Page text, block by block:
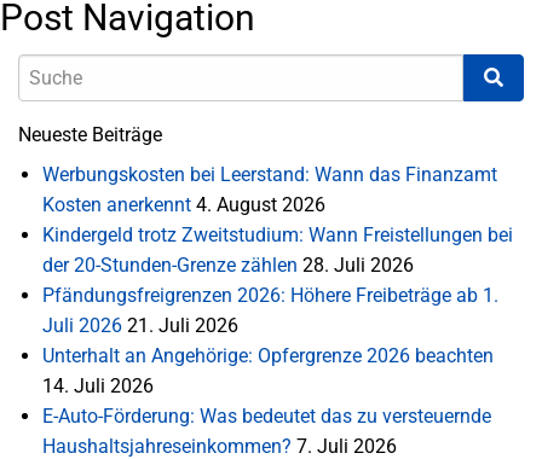
Post Navigation
Neueste Beiträge
Werbungskosten bei Leerstand: Wann das Finanzamt
Kosten anerkennt 4. August 2026
Kindergeld trotz Zweitstudium: Wann Freistellungen bei
der 20-Stunden-Grenze zählen 28. Juli 2026
Pfändungsfreigrenzen 2026: Höhere Freibeträge ab 1.
Juli 2026 21. Juli 2026
Unterhalt an Angehörige: Opfergrenze 2026 beachten
14. Juli 2026
E-Auto-Förderung: Was bedeutet das zu versteuernde
Haushaltsjahreseinkommen? 7. Juli 2026